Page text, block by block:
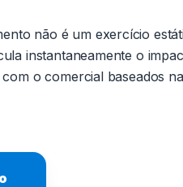
não é um exercício
instantaneamente o
o comercial baseados